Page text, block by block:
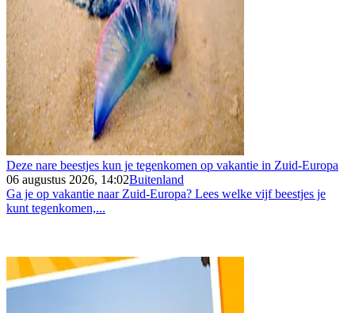
Deze nare beestjes kun je tegenkomen op vakantie in Zuid-Europa
06 augustus 2026, 14:02Buitenland
Ga je op vakantie naar Zuid-Europa? Lees welke vijf beestjes je
kunt tegenkomen,...